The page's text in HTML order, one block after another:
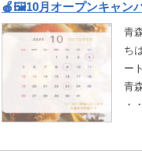
🍎🖼️10月オープンキャン
青
ち
ー
青
・